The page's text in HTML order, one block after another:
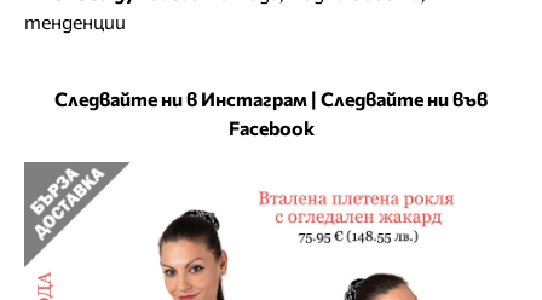
тенденции
Следвайте ни в Инстаграм | Следвайте ни във
Facebook